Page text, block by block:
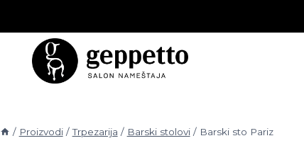
content
/ Proizvodi / Trpezarija / Barski stolovi / Barski sto Pariz